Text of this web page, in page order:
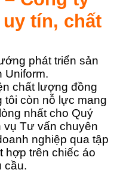
tín, chất
phát triển sản
Uniform.
chất lượng đồng
tôi còn nỗ lực mang
nhất cho Quý
vụ Tư vấn chuyên
nghiệp qua tập
hợp trên chiếc áo
cầu.